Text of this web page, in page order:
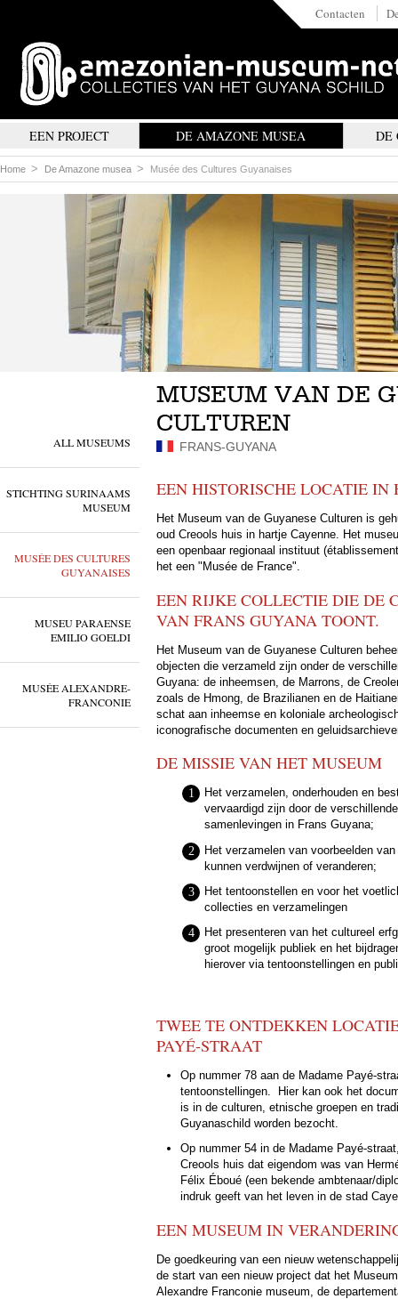
Contacten
EEN PROJECT DE AMAZONE MUSEA DE
Home De Amazone musea Musée des Cultures Guyanaises
ALL MUSEUMS
STICHTING SURINAAMS
MUSEUM
MUSÉE DES CULTURES
GUYANAISES
MUSEU PARAENSE
EMILIO GOELDI
MUSÉE ALEXANDRE-
FRANCONIE
MUSEUM VAN DE
CULTUREN
FRANS-GUYANA
EEN HISTORISCHE LOCATIE IN
Het Museum van de Guyanese Culturen is
oud Creools huis in hartje Cayenne. Het
een openbaar regionaal instituut
het een "Musée de France".
EEN RIJKE COLLECTIE DIE DE
VAN FRANS GUYANA TOONT.
Het Museum van de Guyanese Culturen
objecten die verzameld zijn onder de
Guyana: de inheemsen, de Marrons, de
zoals de Hmong, de Brazilianen en de
schat aan inheemse en koloniale
iconografische documenten en
DE MISSIE VAN HET MUSEUM
Het verzamelen, onderhouden en
vervaardigd zijn door de
samenlevingen in Frans Guyana;
Het verzamelen van voorbeelden
kunnen verdwijnen of veranderen;
Het tentoonstellen en voor het
collecties en verzamelingen
Het presenteren van het cultureel
groot mogelijk publiek en het
hierover via tentoonstellingen en
TWEE TE ONTDEKKEN
PAYÉ-STRAAT
Op nummer 78 aan de Madame Payé-
tentoonstellingen.
Hier kan ook het
is in de culturen, etnische groepen en
Guyanaschild worden bezocht.
Op nummer 54 in de Madame Payé-
Creools huis dat eigendom was van
Félix Éboué (een bekende ambtenaar/
indruk geeft van het leven in de stad
EEN MUSEUM IN
De goedkeuring van een nieuw
de start van een nieuw project dat het
Alexandre Franconie museum, de